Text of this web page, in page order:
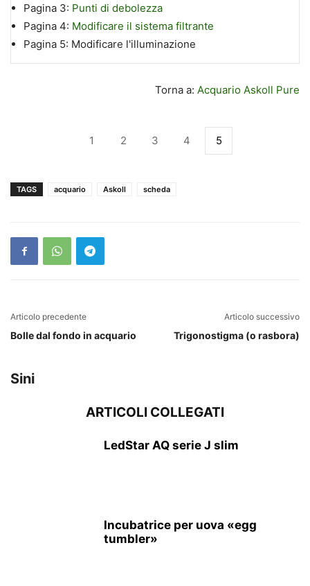
Pagina 3: Punti di debolezza
Pagina 4: Modificare il sistema filtrante
Pagina 5: Modificare l'illuminazione
Torna a: Acquario Askoll Pure
1 2 3 4 5
TAGS acquario Askoll scheda
Articolo precedente
Bolle dal fondo in acquario
Articolo successivo
Trigonostigma (o rasbora)
Sini
ARTICOLI COLLEGATI
LedStar AQ serie J slim
Incubatrice per uova «egg
tumbler»